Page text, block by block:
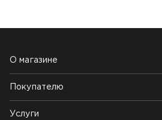
О магазине
Почему выбирают нас
Контакты
Блог
Покупателю
Возврат товара
Услуги